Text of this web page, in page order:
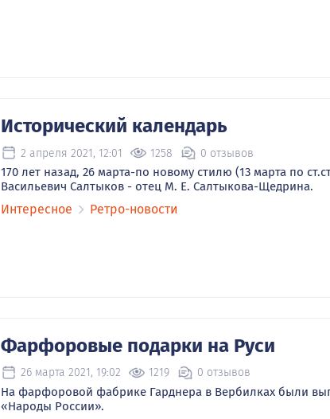
Исторический календарь
2 апреля 2021, 12:01 1258 0 отзывов
170 лет назад, 26 марта-по новому стилю (13 марта по
Васильевич Салтыков - отец М. Е. Салтыкова-Щедрина.
Интересное Ретро-новости
Фарфоровые подарки на Руси
26 марта 2021, 19:02 1219 0 отзывов
На фарфоровой фабрике Гарднера в Вербилках были
«Народы России».